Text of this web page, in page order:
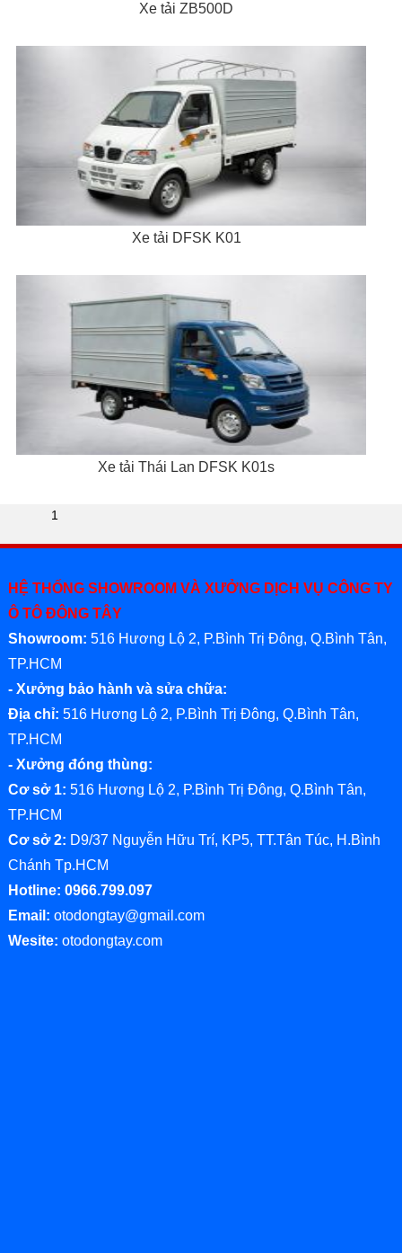
Xe tải ZB500D
Xe tải DFSK K01
Xe tải Thái Lan DFSK K01s
1
HỆ THỐNG SHOWROOM VÀ XƯỞNG DỊCH VỤ CÔNG TY
Ô TÔ ĐÔNG TÂY
Showroom: 516 Hương Lộ 2, P.Bình Trị Đông, Q.Bình Tân,
TP.HCM
- Xưởng bảo hành và sửa chữa:
Địa chỉ: 516 Hương Lộ 2, P.Bình Trị Đông, Q.Bình Tân,
TP.HCM
- Xưởng đóng thùng:
Cơ sở 1: 516 Hương Lộ 2, P.Bình Trị Đông, Q.Bình Tân,
TP.HCM
Cơ sở 2: D9/37 Nguyễn Hữu Trí, KP5, TT.Tân Túc, H.Bình
Chánh Tp.HCM
Hotline: 0966.799.097
Email: otodongtay@gmail.com
Wesite: otodongtay.com